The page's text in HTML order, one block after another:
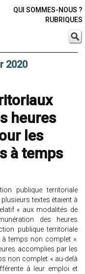
QUI SOMMES-NOUS ?
RUBRIQUES
2020
heures
les
à temps
publique territoriale
plusieurs textes étaient à
« aux modalités de
des heures
publique territoriale
temps non complet ».
accomplies par les
non complet « au-delà
à leur emploi et